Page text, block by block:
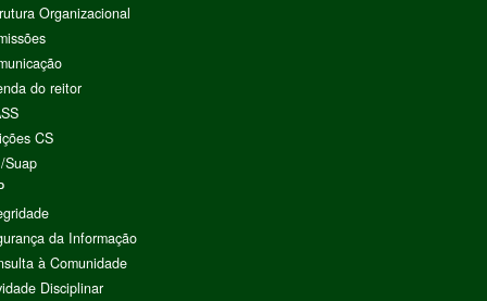
Organizacional
do reitor
CS
Suap
da Informação
à Comunidade
Disciplinar